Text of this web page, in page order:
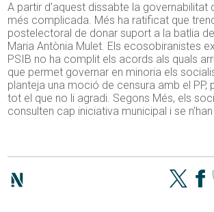
A partir d’aquest dissabte la governabilitat
més complicada. Més ha ratificat que
postelectoral de donar suport a la batlia
Maria Antònia Mulet. Els ecosobiranistes
PSIB no ha complit els acords als quals
que permet governar en minoria els
planteja una moció de censura amb el PP,
tot el que no li agradi. Segons Més, els
consulten cap iniciativa municipal i se